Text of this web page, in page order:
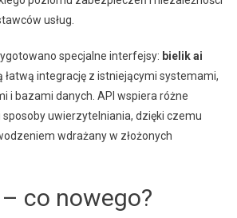
usług.
specjalne interfejsy: bielik ai
łatwą integrację z istniejącymi systemami,
i bazami danych. API wspiera różne
uwierzytelniania, dzięki czemu
wdrażany w złożonych
co nowego?